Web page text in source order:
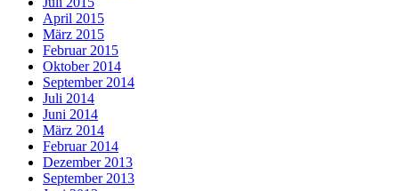
April 2015
März 2015
Februar 2015
Oktober 2014
September 2014
Juli 2014
Juni 2014
März 2014
Februar 2014
Dezember 2013
September 2013